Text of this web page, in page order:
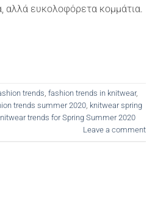
αλλά ευκολοφόρετα κομμάτια.
trends fashion trends in knitwear,
trends summer 2020 knitwear spring
trends for Spring Summer 2020
Leave a comment